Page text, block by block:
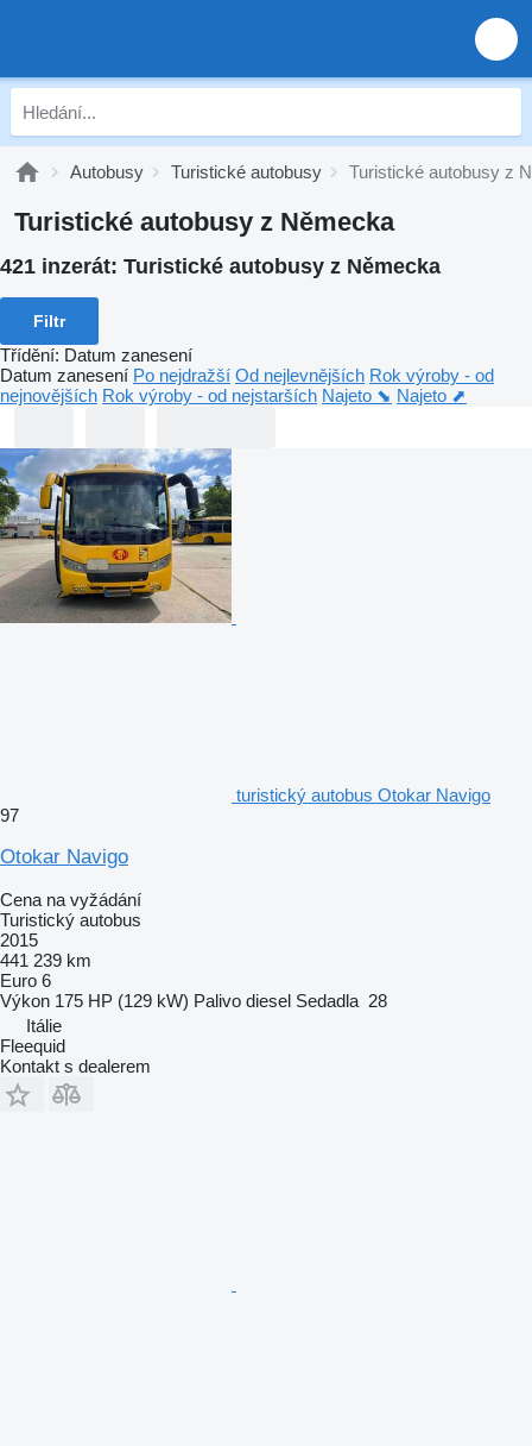
Autobusy Turistické autobusy Turistické autobusy z
Turistické autobusy z Německa
421 inzerát: Turistické autobusy z Německa
Filtr
Třídění: Datum zanesení
Datum zanesení Po nejdražší Od nejlevnějších Rok výroby - od
nejnovějších Rok výroby - od nejstarších Najeto ⬊ Najeto ⬈
turistický autobus Otokar Navigo
97
Otokar Navigo
Cena na vyžádání
Turistický autobus
2015
441 239 km
Euro 6
Výkon 175 HP (129 kW) Palivo diesel Sedadla 28
Itálie
Fleequid
Kontakt s dealerem